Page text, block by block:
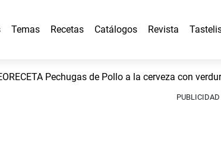
Temas Recetas Catálogos Revista
Pechugas de Pollo a la cerveza con
PUBLICIDAD